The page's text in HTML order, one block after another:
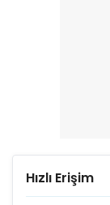
Hızlı Erişim